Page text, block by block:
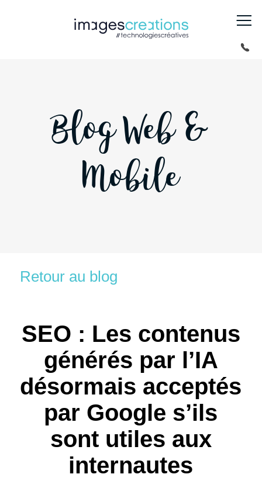
Blog Web &
Mobile
Retour au blog
SEO : Les contenus
générés par l’IA
désormais acceptés
par Google s’ils
sont utiles aux
internautes